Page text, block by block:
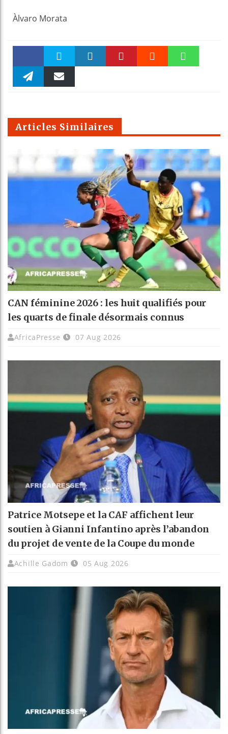
Àlvaro Morata
Faceboo Twitter
m
Articles Similaires
CAN féminine 2026 : les huit qualifiés pour
les quarts de finale désormais connus
AfricaPresse 07 Aug 2026
Patrice Motsepe et la CAF affichent leur
soutien à Gianni Infantino après l’abandon
du projet de vente de la Coupe du monde
Achille Gadom 05 Aug 2026